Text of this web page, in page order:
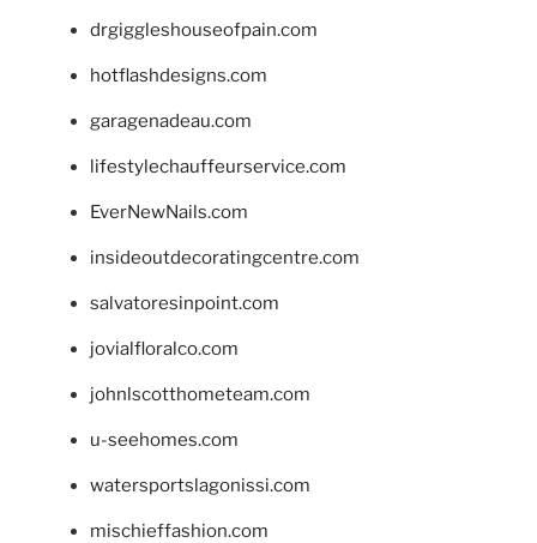
drgiggleshouseofpain.com
hotflashdesigns.com
garagenadeau.com
lifestylechauffeurservice.com
EverNewNails.com
insideoutdecoratingcentre.com
salvatoresinpoint.com
jovialfloralco.com
johnlscotthometeam.com
u-seehomes.com
watersportslagonissi.com
mischieffashion.com